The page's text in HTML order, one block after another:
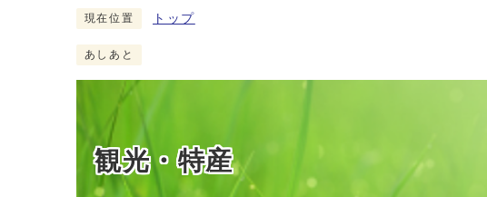
現在位置 トップ
あしあと
観光・特産